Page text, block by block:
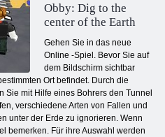
Obby: Dig to the
center of the Earth
Gehen Sie in das neue
Online -Spiel. Bevor Sie auf
dem Bildschirm sichtbar
Ort befindet. Durch die
Sie mit Hilfe eines Bohrers den Tunnel
verschiedene Arten von Fallen und
unter der Erde zu ignorieren. Wenn
bemerken. Für ihre Auswahl werden